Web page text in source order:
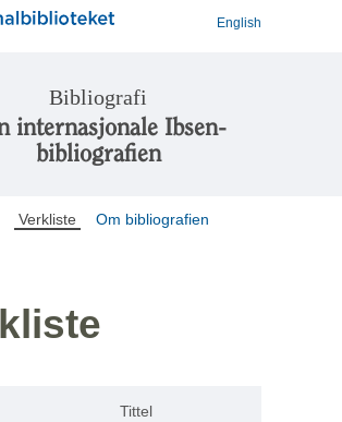
English
Bibliografi
internasjonale Ibsen-
bibliografien
Verkliste Om bibliografien
Tittel